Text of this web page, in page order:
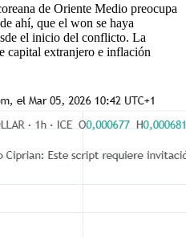
de Oriente Medio preocupa
ahí, que el won se haya
el inicio del conflicto. La
capital extranjero e inflación